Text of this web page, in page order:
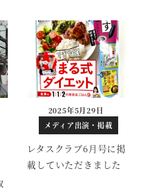
レタスクラブ6月号に掲
載していただきました
2025年5月29日
メディア出演・掲載